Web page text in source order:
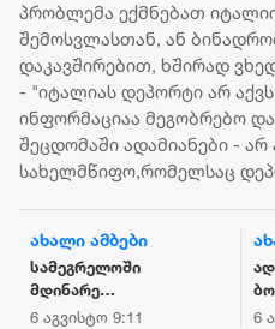
პრობლემა ექმნებათ
შემოსვლასთან, ან
დაკავშირებით, ხშირად
- "იტალიას დეპორტი არ
ინფორმაციაა მეგობრებო
შეცდომაში ადამიანები - არ
სახელმწიფო,რომელსაც
ახალი ამბები
სამეგრელოში
მდინარე
ხობისწყალში
6 აგვისტო 9:11 6